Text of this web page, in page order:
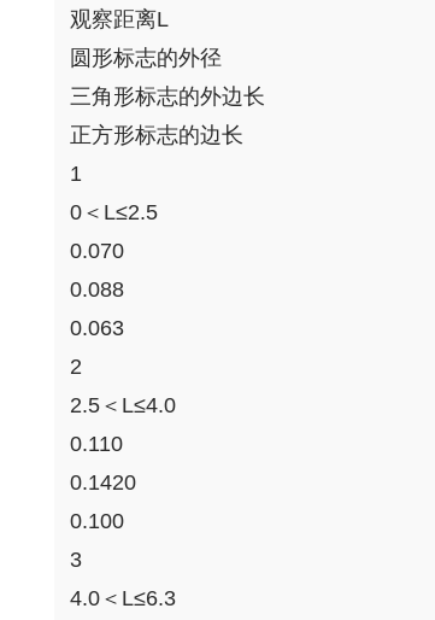
观察距离L
圆形标志的外径
三角形标志的外边长
正方形标志的边长
1
0＜L≤2.5
0.070
0.088
0.063
2
2.5＜L≤4.0
0.110
0.1420
0.100
3
4.0＜L≤6.3